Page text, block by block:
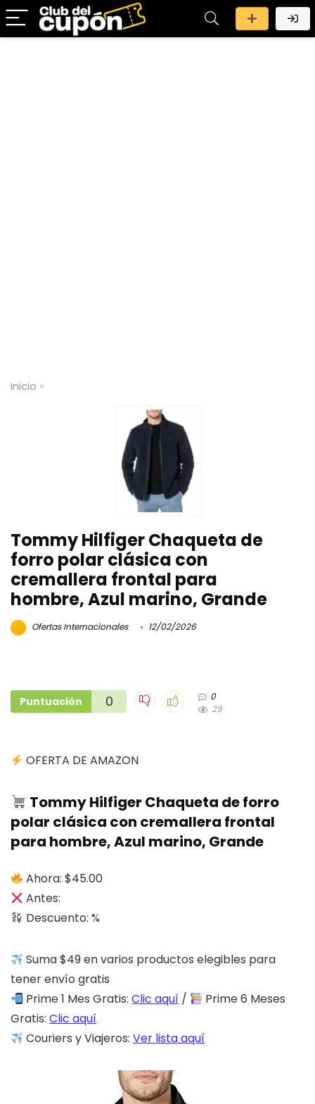
Inicio »
Tommy Hilfiger Chaqueta de
forro polar clásica con
cremallera frontal para
hombre, Azul marino, Grande
Ofertas Internacionales 12/02/2026
Puntuación 0
0
29
OFERTA DE AMAZON
Tommy Hilfiger Chaqueta de forro
polar clásica con cremallera frontal
para hombre, Azul marino, Grande
Ahora: $45.00
Antes:
Descuento: %
Suma $49 en varios productos elegibles para
tener envío gratis
Prime 1 Mes Gratis:Clic aquí /
Prime 6 Meses
Gratis: Clic aquí
Couriers y Viajeros:Ver lista aquí